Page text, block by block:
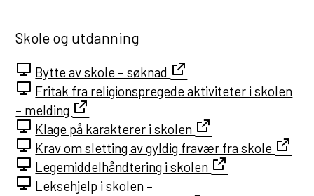
l
e
e
u
l
t
a
t
Skole og utdanning
Bytte av skole – søknad
Fritak fra religionspregede aktiviteter i skolen
– melding
Klage på karakterer i skolen
Krav om sletting av gyldig fravær fra skole
Legemiddelhåndtering i skolen
Leksehjelp i skolen –